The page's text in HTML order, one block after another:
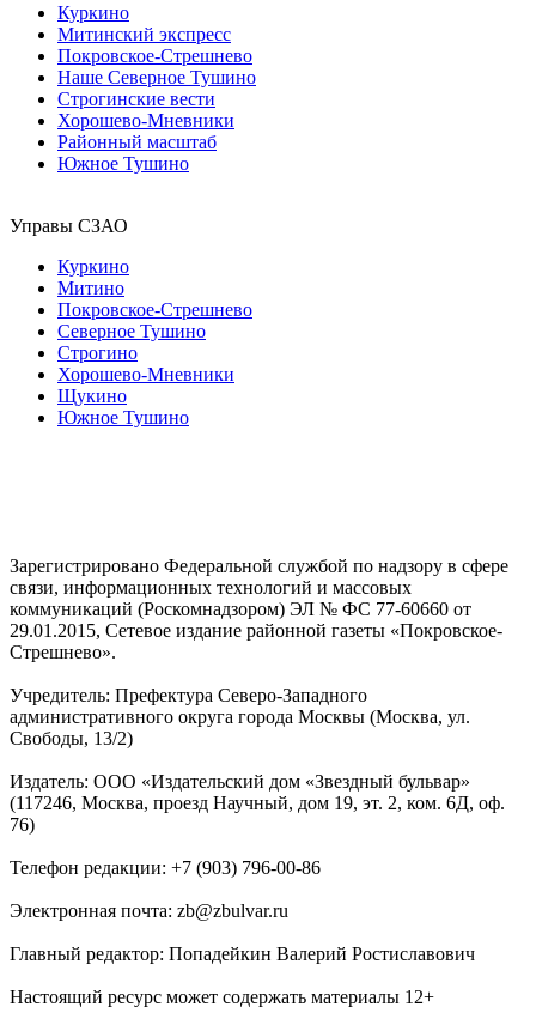
Куркино
Митинский экспресс
Покровское-Стрешнево
Наше Северное Тушино
Строгинские вести
Хорошево-Мневники
Районный масштаб
Южное Тушино
Управы СЗАО
Куркино
Митино
Покровское-Стрешнево
Северное Тушино
Строгино
Хорошево-Мневники
Щукино
Южное Тушино
Зарегистрировано Федеральной службой по надзору в сфере
связи, информационных технологий и массовых
коммуникаций (Роскомнадзором) ЭЛ № ФС 77-60660 от
29.01.2015, Сетевое издание районной газеты «Покровское-
Стрешнево».
Учредитель: Префектура Северо-Западного
административного округа города Москвы (Москва, ул.
Свободы, 13/2)
Издатель: ООО «Издательский дом «Звездный бульвар»
(117246, Москва, проезд Научный, дом 19, эт. 2, ком. 6Д, оф.
76)
Телефон редакции: +7 (903) 796-00-86
Электронная почта: zb@zbulvar.ru
Главный редактор: Попадейкин Валерий Ростиславович
Настоящий ресурс может содержать материалы 12+